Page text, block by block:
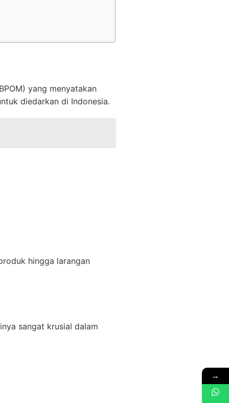
yang menyatakan
diedarkan di Indonesia.
hingga larangan
sangat krusial dalam
→